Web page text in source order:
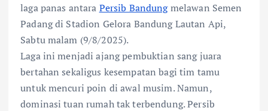
laga panas antara Persib Bandungmelawan Semen
Padang di Stadion Gelora Bandung Lautan Api,
Sabtu malam (9/8/2025).
Laga ini menjadi ajang pembuktian sang juara
bertahan sekaligus kesempatan bagi tim tamu
untuk mencuri poin di awal musim. Namun,
dominasi tuan rumah tak terbendung. Persib